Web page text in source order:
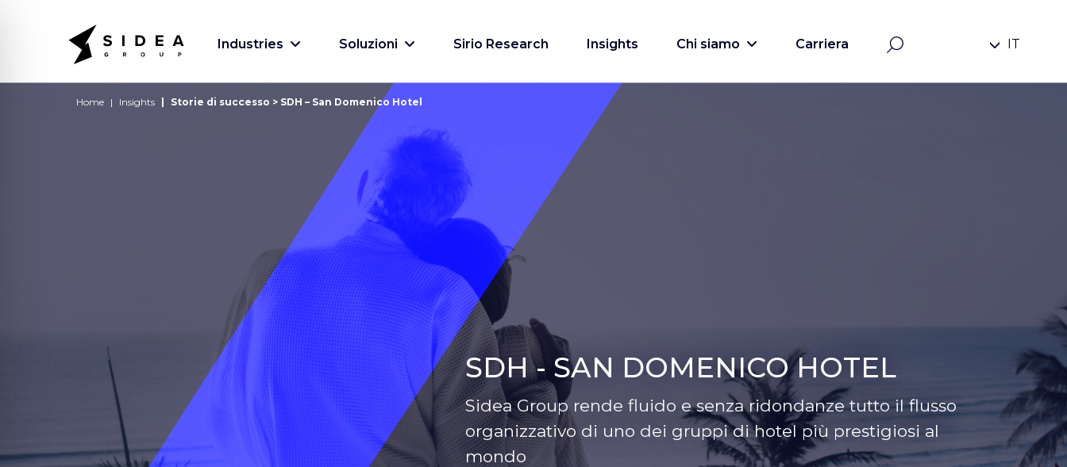
Industries Soluzioni Sirio Research Insights Chi siamo Carriera IT
Home Insights Storie di successo > SDH – San Domenico Hotel
SDH - SAN DOMENICO HOTEL
Sidea Group rende fluido e senza ridondanze tutto il flusso
organizzativo di uno dei gruppi di hotel più prestigiosi al
mondo